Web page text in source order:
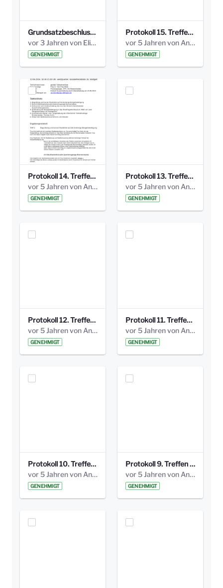
Grundsatzbeschluss Bismarckplatz_440_2021.pdf
vor 3 Jahren von Elisa Söll
GENEHMIGT
Protokoll 15. Treffen 20161006 AG Bismarckplatz.pdf
vor 5 Jahren von Anni Schlumberger
GENEHMIGT
Protokoll 14. Treffen 20160613 AG Bismarckplatz.pdf
vor 5 Jahren von Anni Schlumberger
GENEHMIGT
Protokoll 13. Treffen 20151130 AG Bismarckplatz.pdf
vor 5 Jahren von Anni Schlumberger
GENEHMIGT
Protokoll 12. Treffen 20150921 AG Bismarckplatz.pdf
vor 5 Jahren von Anni Schlumberger
GENEHMIGT
Protokoll 11. Treffen 20150901 AG Bismarckplatz.pdf
vor 5 Jahren von Anni Schlumberger
GENEHMIGT
Protokoll 10. Treffen 20150720 AG Bismarckplatz.pdf
vor 5 Jahren von Anni Schlumberger
GENEHMIGT
Protokoll 9. Treffen 20150528 AG Bismarckplatz.pdf
vor 5 Jahren von Anni Schlumberger
GENEHMIGT